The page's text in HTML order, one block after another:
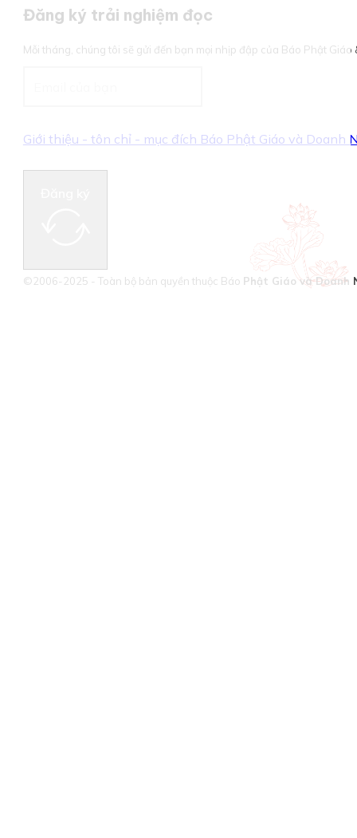
Đăng ký trải nghiệm đọc
Mỗi tháng, chúng tôi sẽ gửi đến bạn mọi nhịp đập của Báo Phật Giáo
Giới thiệu - tôn chỉ - mục đích Báo Phật Giáo và Doanh
©2006-2025 - Toàn bộ bản quyền thuộc Báo Phật Giáo và Doanh